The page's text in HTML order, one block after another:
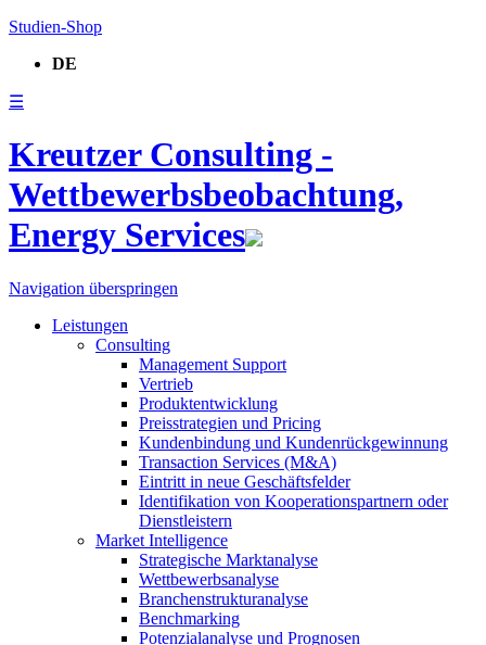
Studien-Shop
DE
☰
Kreutzer Consulting -
Wettbewerbsbeobachtung,
Energy Services
Navigation überspringen
Leistungen
Consulting
Management Support
Vertrieb
Produktentwicklung
Preisstrategien und Pricing
Kundenbindung und Kundenrückgewinnung
Transaction Services (M&A)
Eintritt in neue Geschäftsfelder
Identifikation von Kooperationspartnern oder
Dienstleistern
Market Intelligence
Strategische Marktanalyse
Wettbewerbsanalyse
Branchenstrukturanalyse
Benchmarking
Potenzialanalyse und Prognosen